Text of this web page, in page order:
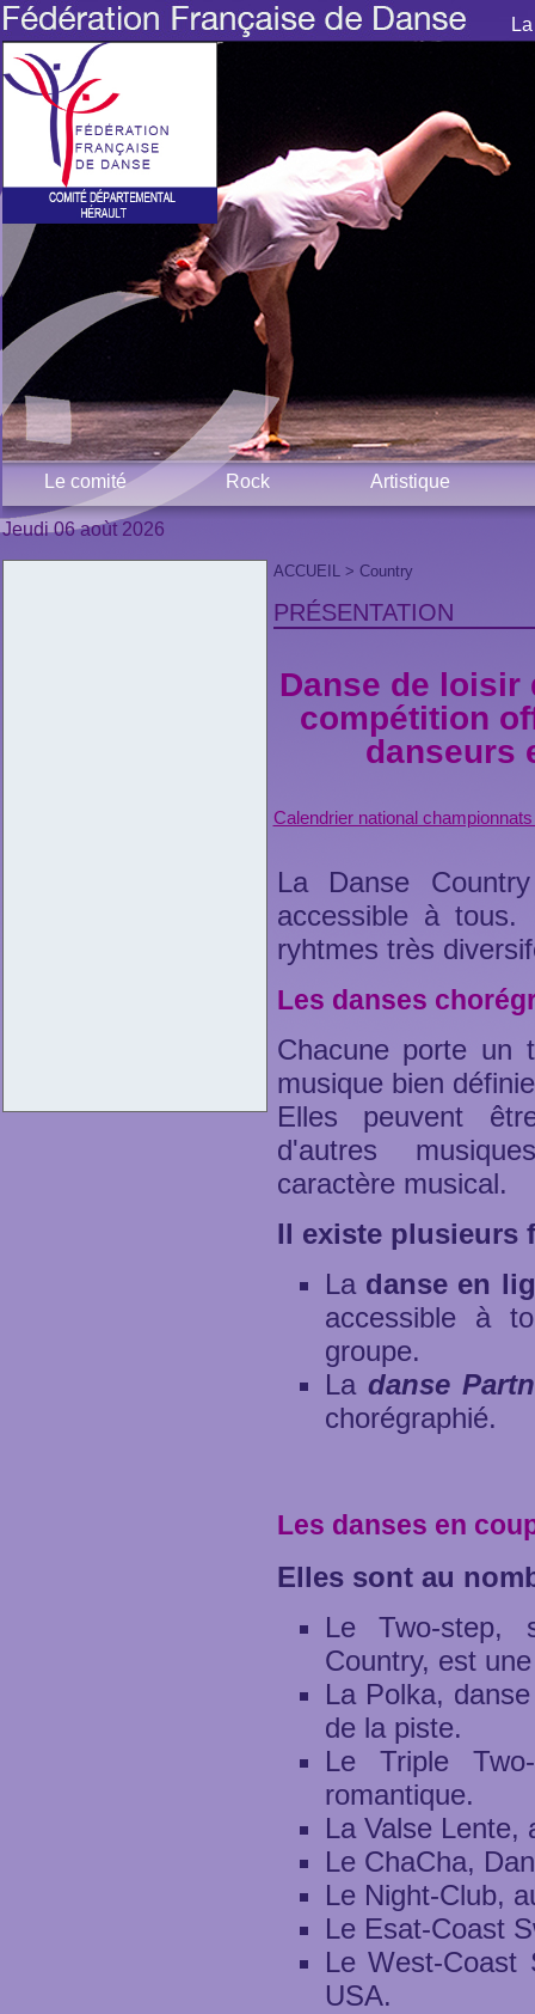
Le comité Rock Artistique
Jeudi 06 aoùt 2026
ACCUEIL> Country
PRÉSENTATION
Danse de loisir
compétition
danseurs
Calendrier national
La Danse
accessible à
ryhtmes très
Les danses
Chacune porte
musique bien
Elles peuvent
d'autres
caractère musical.
Il existe plusieurs
La danse en
accessible à
groupe.
La danse
chorégraphié.
Les danses en
Elles sont au
Le Two-step,
Country, est
La Polka,
de la piste.
Le Triple
romantique.
La Valse Lente,
Le ChaCha,
Le Night-Club,
Le Esat-Coast
Le West-
USA.